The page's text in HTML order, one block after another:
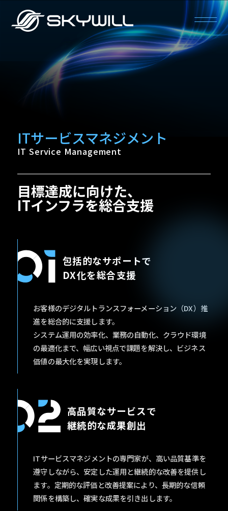
ITサービスマネジメント
IT Service Management
目標達成に向けた、
ITインフラを総合支援
包括的なサポートで
DX化を総合支援
お客様のデジタルトランスフォーメーション（DX）推
進を総合的に支援します。
システム運用の効率化、業務の自動化、クラウド環境
の最適化まで、幅広い視点で課題を解決し、ビジネス
価値の最大化を実現します。
高品質なサービスで
継続的な成果創出
ITサービスマネジメントの専門家が、高い品質基準を
遵守しながら、安定した運用と継続的な改善を提供し
ます。定期的な評価と改善提案により、長期的な信頼
関係を構築し、確実な成果を引き出します。